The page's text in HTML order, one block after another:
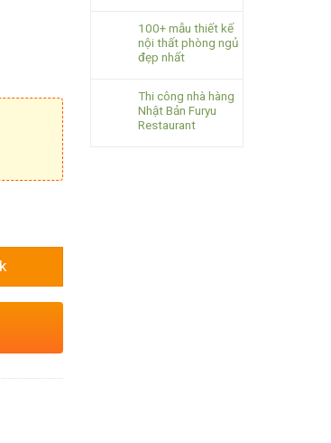
100+ mẫu thiết kế
nội thất phòng ngủ
đẹp nhất
Thi công nhà hàng
Nhật Bản Furyu
Restaurant